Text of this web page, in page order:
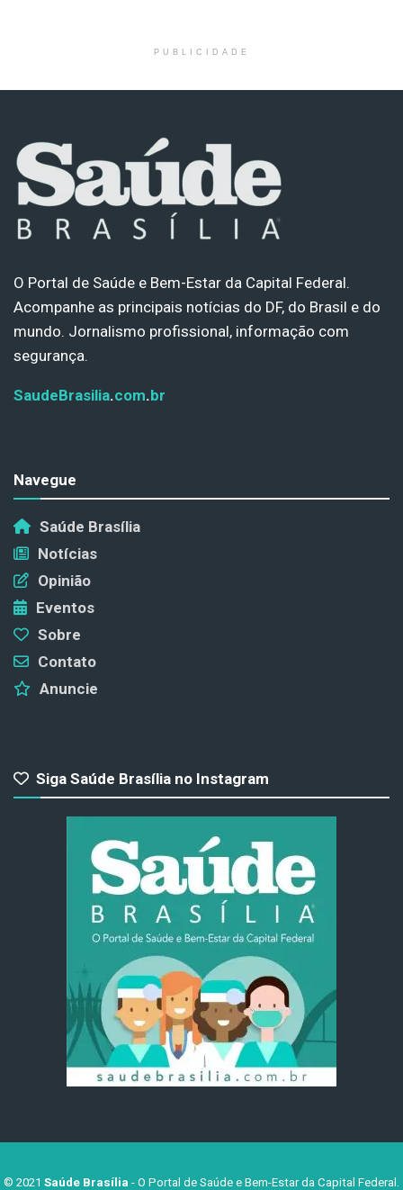
PUBLICIDADE
O Portal de Saúde e Bem-Estar da Capital Federal.
Acompanhe as principais notícias do DF, do Brasil e do
mundo. Jornalismo profissional, informação com
segurança.
SaudeBrasilia.com.br
Navegue
Saúde Brasília
Notícias
Opinião
Eventos
Sobre
Contato
Anuncie
Siga Saúde Brasília no Instagram
© 2021 Saúde Brasília - O Portal de Saúde e Bem-Estar da Capital Federal.